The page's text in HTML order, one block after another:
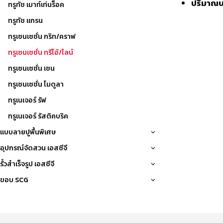
ปริมาณ
ทรูทัช เมาท์เท่นร็อค
ทรูทัช แกรน
ทรูเซนเซชั่น กริท/คราฟ
ทรูเซนเซชั่น ทรีโอ้/ไลน์
ทรูเซนเซชั่น เซน
ทรูเซนเซชั่น โมดูลา
ทรูเนเจอร์ รัฟ
ทรูเนเจอร์ รัสติคบริค
แบบลายปูพื้นพิเศษ
อุปกรณ์จัดสวน เอสซีจี
รั้วสำเร็จรูป เอสซีจี
ขอบ SCG